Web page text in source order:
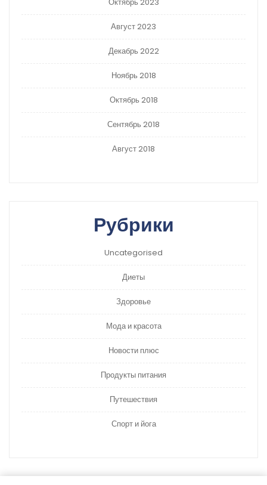
Август 2023
Декабрь 2022
Ноябрь 2018
Октябрь 2018
Сентябрь 2018
Август 2018
Рубрики
Uncategorised
Диеты
Здоровье
Мода и красота
Новости плюс
Продукты питания
Путешествия
Спорт и йога